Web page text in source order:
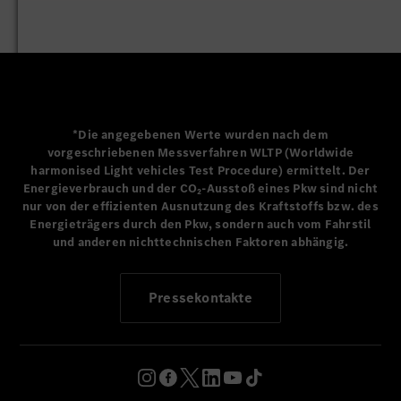
verbundenen Meilensteine und Produkte verdeutlichen die
Thomas Schulz, Chairman Mercedes-Benz Drive Systems,
Leiter Produktion Powertrain Mercedes-Benz Cars und
Standortverantwortlicher Mercedes-Benz Werk
Untertürkheim
Dieses Jubiläum markiert nicht nur 120 Jahre
Im Namen des Betriebsrats bedanke ich
mich bei unseren Kolleginnen und Kollegen und gratuliere
uns allen zu diesem Erfolg.”
Michael Häberle, Vorsitzender des Betriebsrats am
Standort Untertürkheim und stellvertretender
*Die angegebenen Werte wurden nach dem
vorgeschriebenen Messverfahren WLTP (Worldwide
harmonised Light vehicles Test Procedure) ermittelt. Der
Energieverbrauch und der CO₂-Ausstoß eines Pkw sind nicht
nur von der effizienten Ausnutzung des Kraftstoffs bzw. des
Energieträgers durch den Pkw, sondern auch vom Fahrstil
und anderen nichttechnischen Faktoren abhängig.
Pressekontakte